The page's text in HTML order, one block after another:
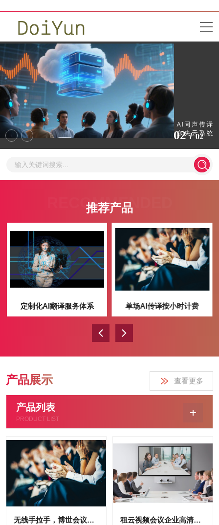
2/ 2
RECOMMENDED
推荐产品
定制化AI翻译服务体系 单场AI传译按小时计费
产品展示 查看更多
产品列表
PRODUCT LIST
无线手拉手，博世会议即席发言讨论系统 租云视频会议企业高清账号